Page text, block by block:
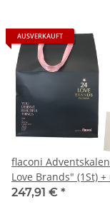
AUSVERKAUFT
flaconi
Love Brands" (1St) +
Block
247,91 € *